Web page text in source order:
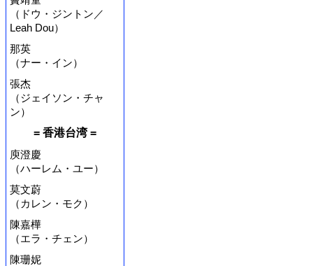
（ドウ・ジントン／
Leah Dou）
那英
（ナー・イン）
張杰
（ジェイソン・チャ
ン）
= 香港台湾 =
庾澄慶
（ハーレム・ユー）
莫文蔚
（カレン・モク）
陳嘉樺
（エラ・チェン）
陳珊妮